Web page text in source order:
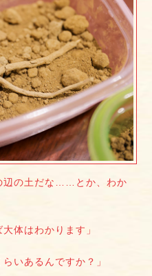
辺の土だな……とか、わか
体はわかります」
いあるんですか？」